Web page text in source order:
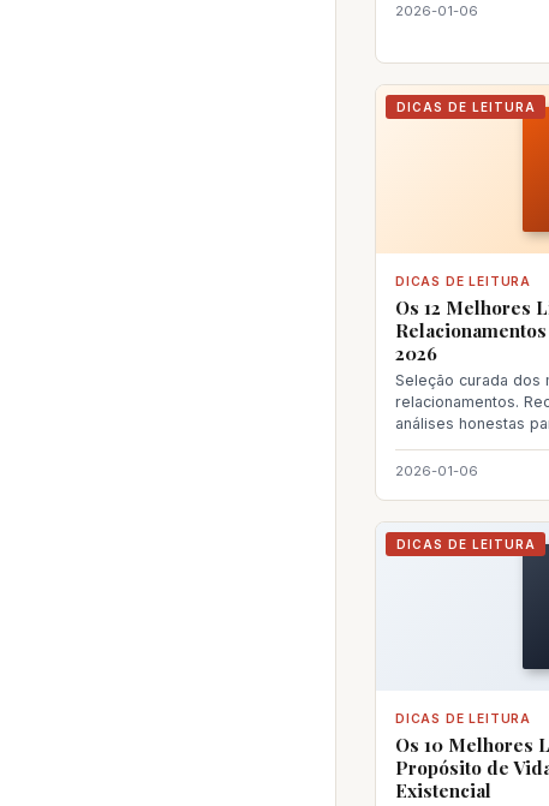
2026-01-06
DICAS DE LEITURA
DICAS DE LEITURA
Os 12 Melhores
2026
Seleção curada dos
relacionamentos.
análises honestas
2026-01-06
DICAS DE LEITURA
DICAS DE LEITURA
Os 10 Melhores
Propósito de
Existencial